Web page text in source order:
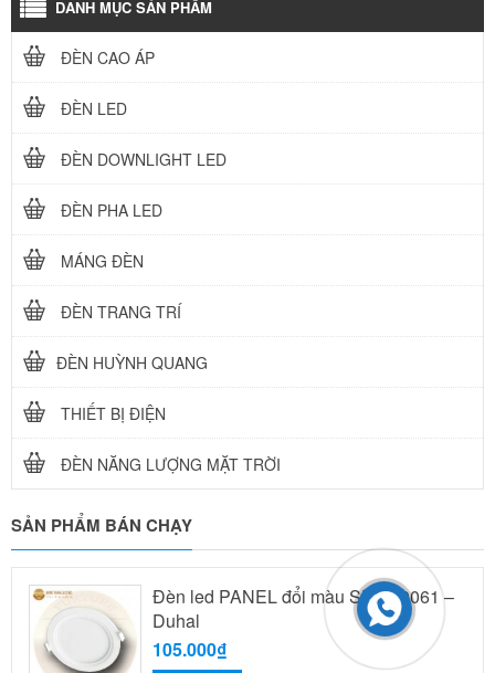
DANH MỤC SẢN PHẨM
ĐÈN CAO ÁP
ĐÈN LED
ĐÈN DOWNLIGHT LED
ĐÈN PHA LED
MÁNG ĐÈN
ĐÈN TRANG TRÍ
ĐÈN HUỲNH QUANG
THIẾT BỊ ĐIỆN
ĐÈN NĂNG LƯỢNG MẶT TRỜI
SẢN PHẨM BÁN CHẠY
Đèn led PANEL đổi màu SDMT0061 –
Duhal
105.000₫